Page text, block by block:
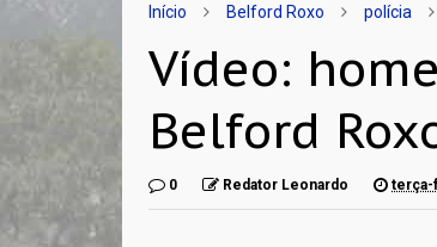
Início Belford Roxo polícia
Vídeo:
Belford
0 Redator Leonardo terça-